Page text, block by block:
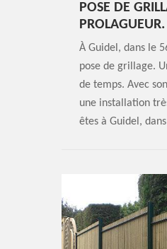
POSE DE
PROLAGUEUR.
À Guidel, dans le
pose de grillage.
de temps. Avec
une installation
êtes à Guidel,